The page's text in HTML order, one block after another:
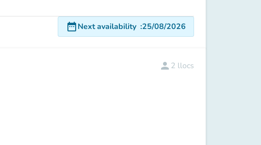
date_rangeNext availability :25/08/2026
person 2 llocs